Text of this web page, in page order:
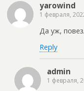
yarowind
1 февраля,
Да уж,
Reply
admin
1 февраля,